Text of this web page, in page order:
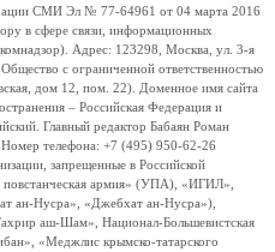
СМИ Эл № 77-64961 от 04 марта 2016
в сфере связи, информационных
Адрес: 123298, Москва, ул. 3-я
с ограниченной ответственностью
дом 12, пом. 22). Доменное имя сайта
– Российская Федерация и
Главный редактор Бабаян Роман
телефона: +7 (495) 950-62-26
запрещенные в Российской
армия» (УПА), «ИГИЛ»,
ан-Нусра», «Джебхат ан-Нусра»),
аш-Шам», Национал-Большевистская
«Меджлис крымско-татарского